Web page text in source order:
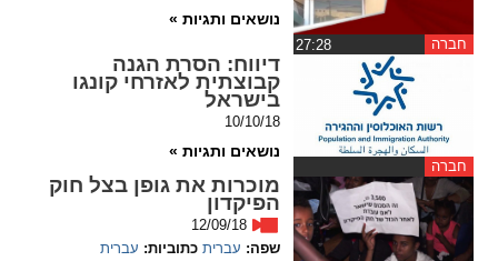
חברה
נושאים ותגיות »
חברה
דיווח : הסרת הגנה
קבוצתית לאזרחי קונגו
בישראל
10/10/18
נושאים ותגיות »
מוכרות את גופן בצל חוק
הפיקדון
12/09/18
שפה: עברית כתוביות: עברית